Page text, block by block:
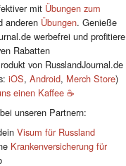
mit Übungen zum
anderen Übungen. Genieße
werbefrei und profitiere
Rabatten
von RusslandJournal.de
iOS, Android, Merch Store)
einen Kaffee ☕️
unseren Partnern:
Visum für Russland
Krankenversicherung für